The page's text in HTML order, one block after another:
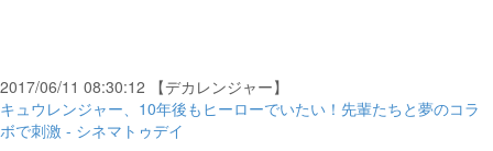
2017/06/11 08:30:12 【デカレンジャー】
キュウレンジャー、10年後もヒーローでいたい！先輩たちと夢のコラ
ボで刺激 - シネマトゥデイ